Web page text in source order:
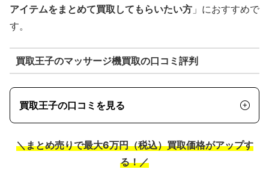
アイテムをまとめて買取してもらいたい方 」におすすめで
す。
買取王子のマッサージ機買取の口コミ評判
買取王子の口コミを見る
＼まとめ売りで最大6万円（税込）買取価格がアップす
る！／